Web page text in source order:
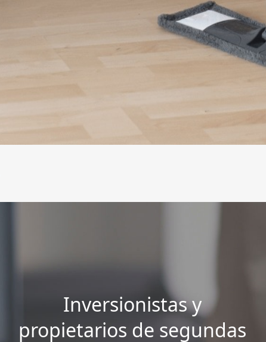
Inversionistas y
propietarios de segundas